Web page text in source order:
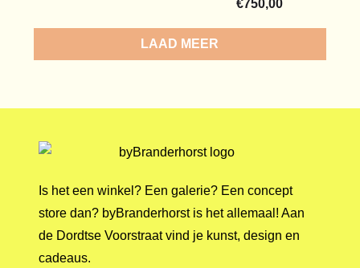
€750,00
LOAD MORE
Is het een winkel? Een galerie? Een concept
store dan? byBranderhorst is het allemaal! Aan
de Dordtse Voorstraat vind je kunst, design en
cadeaus.